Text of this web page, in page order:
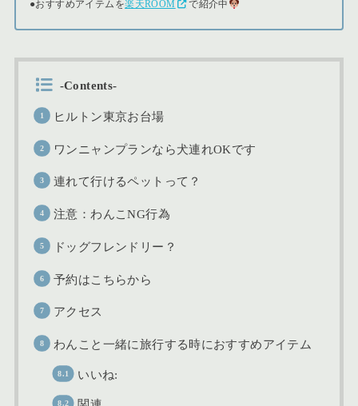
●おすすめアイテムを楽天ROOM で紹介中
-Contents-
ヒルトン東京お台場
ワンニャンプランなら犬連れOKです
連れて行けるペットって？
注意：わんこNG行為
ドッグフレンドリー？
予約はこちらから
アクセス
わんこと一緒に旅行する時におすすめアイテム
いいね: